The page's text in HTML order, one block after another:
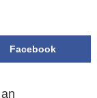
Facebook